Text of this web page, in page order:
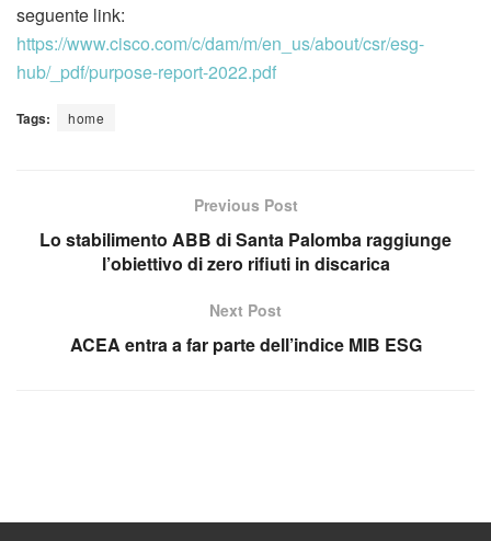
seguente link:
https://www.cisco.com/c/dam/m/en_us/about/csr/esg-
hub/_pdf/purpose-report-2022.pdf
Tags: home
Previous Post
Lo stabilimento ABB di Santa Palomba raggiunge
l’obiettivo di zero rifiuti in discarica
Next Post
ACEA entra a far parte dell’indice MIB ESG